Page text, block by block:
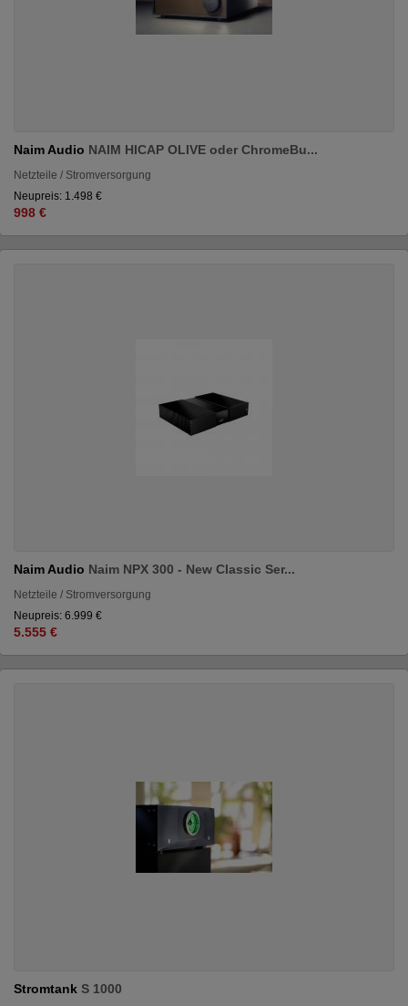
Naim Audio NAIM HICAP OLIVE oder ChromeBu...
Netzteile / Stromversorgung
Neupreis: 1.498 €
998 €
Naim Audio Naim NPX 300 - New Classic Ser...
Netzteile / Stromversorgung
Neupreis: 6.999 €
5.555 €
Stromtank S 1000